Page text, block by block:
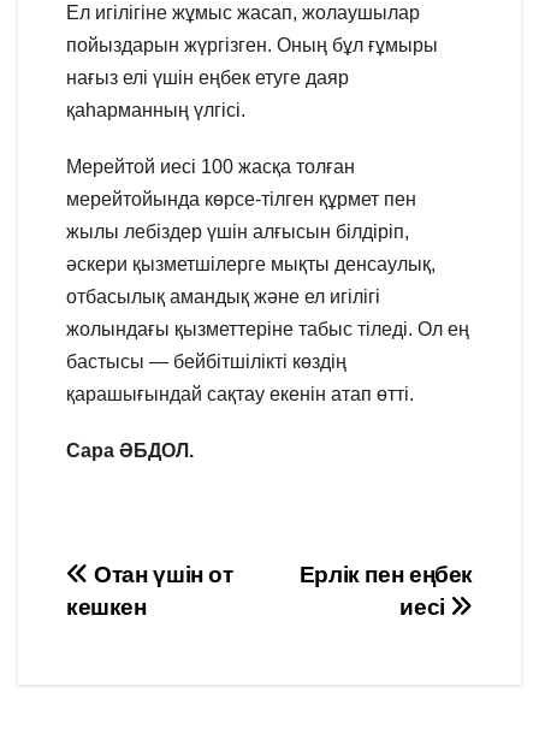
Ел игілігіне жұмыс жасап, жолаушылар
пойыздарын жүргізген. Оның бұл ғұмыры
нағыз елі үшін еңбек етуге даяр
қаһарманның үлгісі.
Мерейтой иесі 100 жасқа толған
мерейтойында көрсе-тілген құрмет пен
жылы лебіздер үшін алғысын білдіріп,
әскери қызметшілерге мықты денсаулық,
отбасылық амандық және ел игілігі
жолындағы қызметтеріне табыс тіледі. Ол ең
бастысы — бейбітшілікті көздің
қарашығындай сақтау екенін атап өтті.
Сара ӘБДОЛ.
Навигация
Ерлік пен еңбек
иесі
Отан үшін от
кешкен